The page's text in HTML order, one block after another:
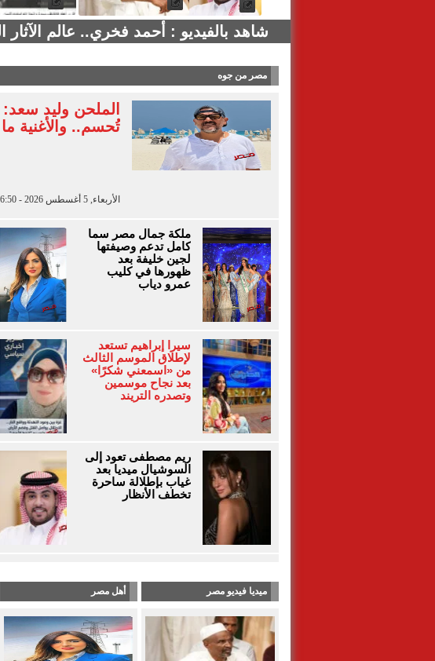
شاهد بالفيديو : أحمد فخري.. عالم
مصر من جوه
الملحن وليد
تُحسم.. والأغنية
الأربعاء, 5 أغسطس 2026 - 16:50
ملكة جمال مصر سما
كامل تدعم وصيفتها
لجين خليفة بعد
ظهورها في كليب
عمرو دياب
سيرا إبراهيم تستعد
لإطلاق الموسم الثالث
من «اسمعني شكرًا»
بعد نجاح موسمين
وتصدره التريند
ريم مصطفى تعود إلى
السوشيال ميديا بعد
غياب بإطلالة ساحرة
تخطف الأنظار
ميديا فيديو مصر أهل مصر